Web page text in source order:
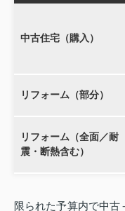
中古住宅（購入）
リフォーム（部分）
リフォーム（全面／耐
震・断熱含む）
限られた予算内で中古